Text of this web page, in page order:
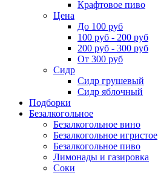
Крафтовое пиво
Цена
До 100 руб
100 руб - 200 руб
200 руб - 300 руб
От 300 руб
Сидр
Сидр грушевый
Сидр яблочный
Подборки
Безалкогольное
Безалкогольное вино
Безалкогольное игристое
Безалкогольное пиво
Лимонады и газировка
Соки